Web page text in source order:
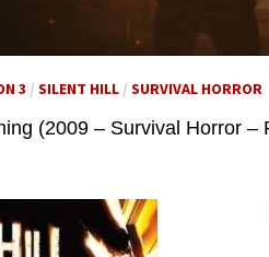
3 /SILENT HILL /SURVIVAL HORROR
(2009 – Survival Horror –